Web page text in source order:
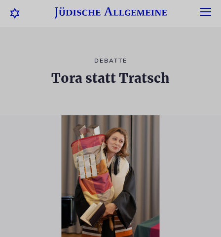
DEBATTE
Tora statt Tratsch